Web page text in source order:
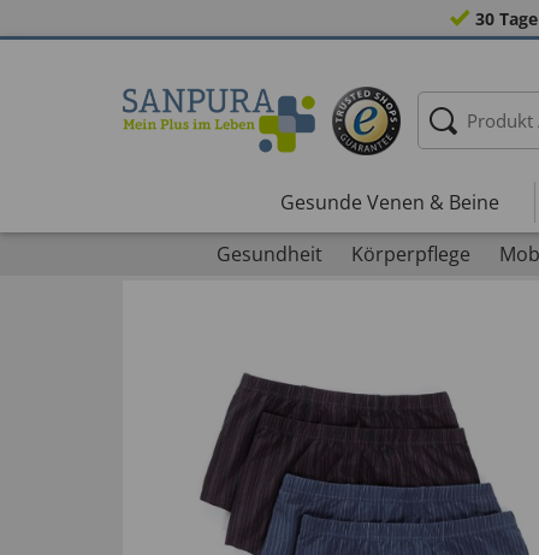
30
Gesunde Venen & Beine
Gesundheit
Körperpflege